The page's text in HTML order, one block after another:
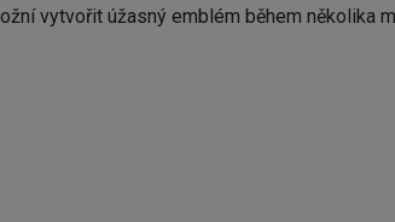
vytvořit úžasný emblém během několika